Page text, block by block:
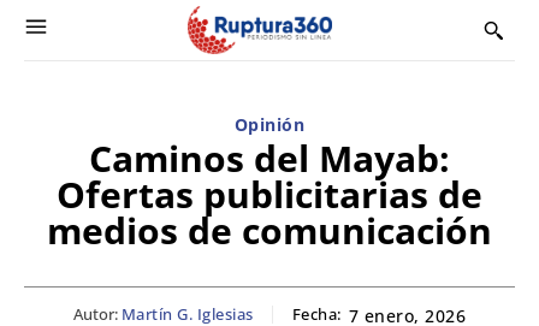
Opinión
Caminos del Mayab:
Ofertas publicitarias de
medios de comunicación
Autor: Martín G. Iglesias Fecha: 7 enero, 2026